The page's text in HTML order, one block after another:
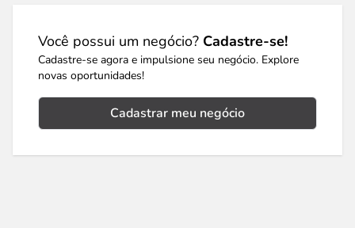
Você possui um negócio? Cadastre-se!
Cadastre-se agora e impulsione seu negócio. Explore
novas oportunidades!
Cadastrar meu negócio